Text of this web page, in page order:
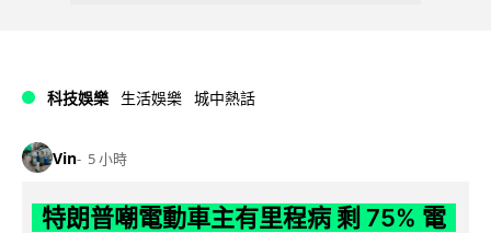
科技娛樂 生活娛樂 城中熱話
Vin 5 小時
特朗普嘲電動車主有里程病 剩 75% 電